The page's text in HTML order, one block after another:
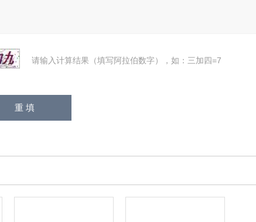
请输入计算结果（填写阿拉伯数字），如：三加四=7